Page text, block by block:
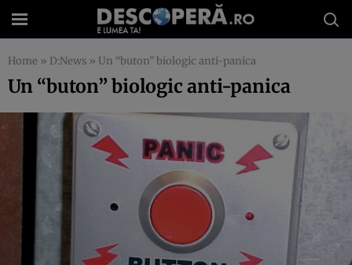
Home » D:News » Un “buton” biologic anti-panica
Un “buton” biologic anti-panica